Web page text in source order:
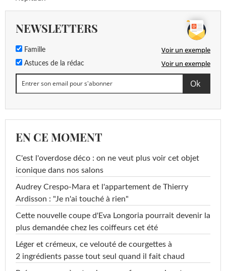
NEWSLETTERS
Famille Voir un exemple
Astuces de la rédac Voir un exemple
EN CE MOMENT
C'est l'overdose déco : on ne veut plus voir cet objet
iconique dans nos salons
Audrey Crespo-Mara et l'appartement de Thierry
Ardisson : "Je n'ai touché à rien"
Cette nouvelle coupe d'Eva Longoria pourrait devenir la
plus demandée chez les coiffeurs cet été
Léger et crémeux, ce velouté de courgettes à
2 ingrédients passe tout seul quand il fait chaud